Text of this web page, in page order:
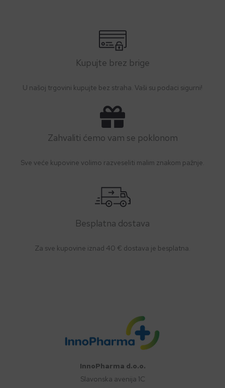
Kupujte brez brige
U našoj trgovini kupujte bez straha. Vaši su podaci sigurni!
Zahvaliti ćemo vam se poklonom
Sve veće kupovine volimo razveseliti malim znakom pažnje.
Besplatna dostava
Za sve kupovine iznad 40 € dostava je besplatna.
InnoPharma d.o.o.
Slavonska avenija 1C